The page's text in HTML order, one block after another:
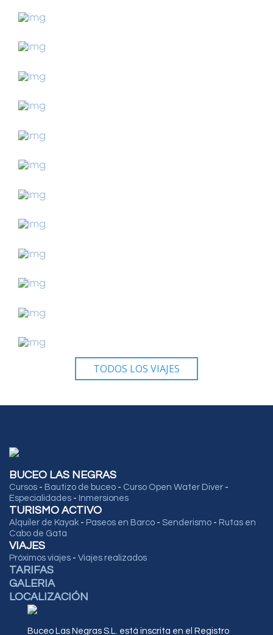
TODOS LOS VIAJES
BUCEO LAS NEGRAS
Cursos - Bautizo de buceo - Curso Open Water Diver -
Especialidades - Inmersiones
TURISMO ACTIVO
Alquiler de Kayak - Paseos en Barco - Senderismo - Rutas en
Cabo de Gata
VIAJES
Próximos viajes - Viajes realizados
TARIFAS
GALERIA
LOCALIZACIÓN
Buceo Las Negras S.L. está inscrita en el Registro